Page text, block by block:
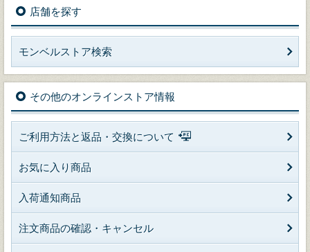
店舗を探す
モンベルストア検索
その他のオンラインストア情報
ご利用方法と返品・交換について
お気に入り商品
入荷通知商品
注文商品の確認・キャンセル